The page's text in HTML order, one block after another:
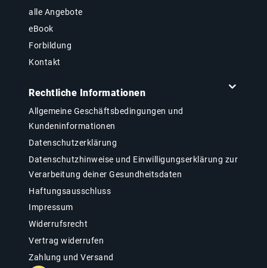
alle Angebote
eBook
Forbildung
Kontakt
Rechtliche Informationen
Allgemeine Geschäftsbedingungen und
Kundeninformationen
Datenschutzerklärung
Datenschutzhinweise und Einwilligungserklärung zur
Verarbeitung deiner Gesundheitsdaten
Haftungsausschluss
Impressum
Widerrufsrecht
Vertrag widerrufen
Zahlung und Versand